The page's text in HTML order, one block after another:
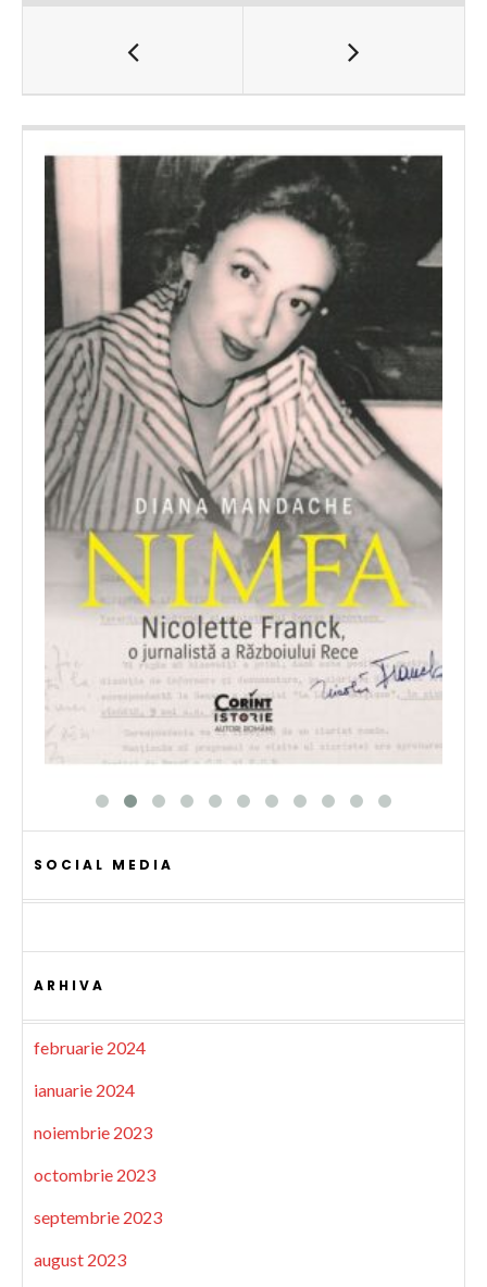
SOCIAL MEDIA
ARHIVA
februarie 2024
ianuarie 2024
noiembrie 2023
octombrie 2023
septembrie 2023
august 2023